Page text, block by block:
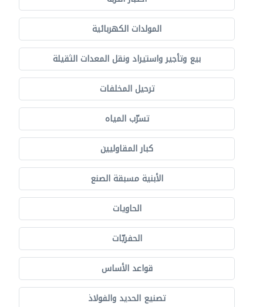
المولدات الكهربائية
بيع وتأجير واستيراد ونقل المعدات الثقيلة
ترحيل المخلفات
تسرّب المياه
كبار المقاوليين
الأبنية مسبقة الصنع
الحاويات
الحفريّات
قواعد الأساس
تصنيع الحديد والفولاذ